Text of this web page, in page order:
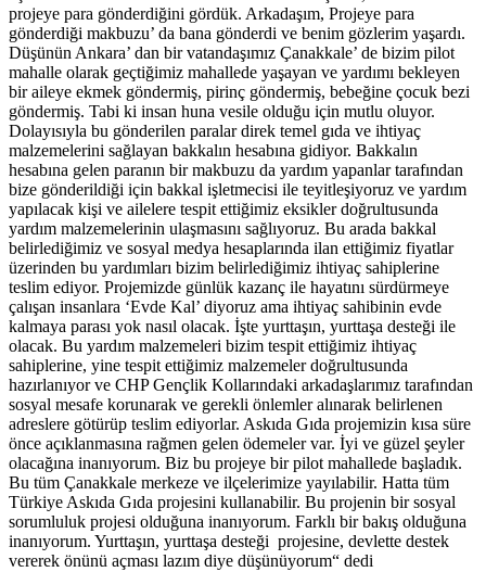
projeye para gönderdiğini gördük. Arkadaşım, Projeye para
gönderdiği makbuzu’ da bana gönderdi ve benim gözlerim yaşardı.
Düşünün Ankara’ dan bir vatandaşımız Çanakkale’ de bizim pilot
mahalle olarak geçtiğimiz mahallede yaşayan ve yardımı bekleyen
bir aileye ekmek göndermiş, pirinç göndermiş, bebeğine çocuk bezi
göndermiş. Tabi ki insan huna vesile olduğu için mutlu oluyor.
Dolayısıyla bu gönderilen paralar direk temel gıda ve ihtiyaç
malzemelerini sağlayan bakkalın hesabına gidiyor. Bakkalın
hesabına gelen paranın bir makbuzu da yardım yapanlar tarafından
bize gönderildiği için bakkal işletmecisi ile teyitleşiyoruz ve yardım
yapılacak kişi ve ailelere tespit ettiğimiz eksikler doğrultusunda
yardım malzemelerinin ulaşmasını sağlıyoruz. Bu arada bakkal
belirlediğimiz ve sosyal medya hesaplarında ilan ettiğimiz fiyatlar
üzerinden bu yardımları bizim belirlediğimiz ihtiyaç sahiplerine
teslim ediyor. Projemizde günlük kazanç ile hayatını sürdürmeye
çalışan insanlara ‘Evde Kal’ diyoruz ama ihtiyaç sahibinin evde
kalmaya parası yok nasıl olacak. İşte yurttaşın, yurttaşa desteği ile
olacak. Bu yardım malzemeleri bizim tespit ettiğimiz ihtiyaç
sahiplerine, yine tespit ettiğimiz malzemeler doğrultusunda
hazırlanıyor ve CHP Gençlik Kollarındaki arkadaşlarımız tarafından
sosyal mesafe korunarak ve gerekli önlemler alınarak belirlenen
adreslere götürüp teslim ediyorlar. Askıda Gıda projemizin kısa süre
önce açıklanmasına rağmen gelen ödemeler var. İyi ve güzel şeyler
olacağına inanıyorum. Biz bu projeye bir pilot mahallede başladık.
Bu tüm Çanakkale merkeze ve ilçelerimize yayılabilir. Hatta tüm
Türkiye Askıda Gıda projesini kullanabilir. Bu projenin bir sosyal
sorumluluk projesi olduğuna inanıyorum. Farklı bir bakış olduğuna
inanıyorum. Yurttaşın, yurttaşa desteği projesine, devlette destek
vererek önünü açması lazım diye düşünüyorum“ dedi